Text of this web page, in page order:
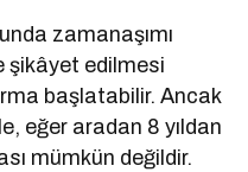
zamanaşımı
şikâyet edilmesi
başlatabilir. Ancak
eğer aradan 8 yıldan
mümkün değildir.